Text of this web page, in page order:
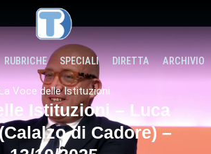
RUBRICHE SPECIALI DIRETTA ARCHIVIO
La Voce delle Istituzioni
Istituzioni – Luca
di Cadore) –